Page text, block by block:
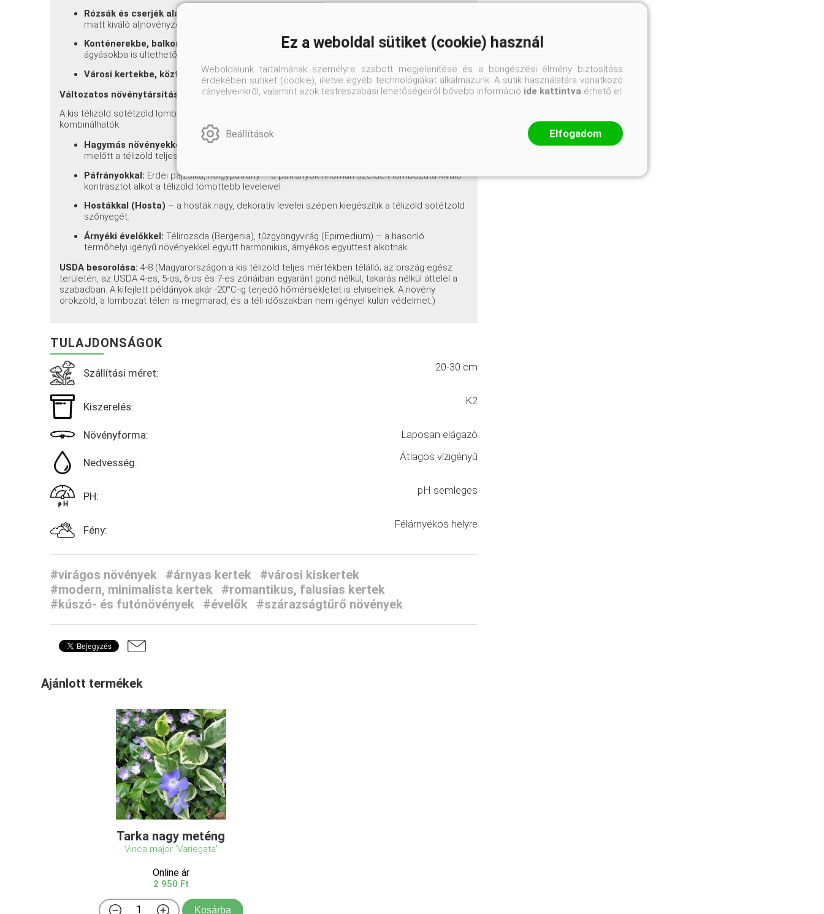
Rózsák és cserjék aláültetésére
miatt kiváló aljnövényzet.
Konténerekbe, balkonládákba
– a lecsüngő hajtások miatt függőkosarakba és magasított
ágyásokba is ültethető.
Városi kertekbe, közterületekre– jól tűri a városi környezetet.
Változatos növénytársítások (társítási javaslatok)
A kis télizöld sötétzöld lombozata és ibolyáskék virágai számos más árnyéki növénnyel
kombinálhatók:
Hagymás növényekkel:
Krókusz, hóvirág, tulipán – a hagymások kora tavasszal nyílnak,
mielőtt a télizöld teljesen kiterjedne.
Páfrányokkal: Erdei pajzsika, hölgypáfrány – a páfrányok finoman szeldelt lombozata kiváló
kontrasztot alkot a télizöld tömöttebb leveleivel.
Hostákkal (Hosta) – a hosták nagy, dekoratív levelei szépen kiegészítik a télizöld sötétzöld
szőnyegét.
Árnyéki évelőkkel: Télirozsda (Bergenia), tűzgyöngyvirág (Epimedium) – a hasonló
termőhelyi igényű növényekkel együtt harmonikus, árnyékos együttest alkotnak.
USDA besorolása: 4-8 (Magyarországon a kis télizöld teljes mértékben télálló; az ország egész
területén, az USDA 4-es, 5-ös, 6-os és 7-es zónáiban egyaránt gond nélkül, takarás nélkül áttelel a
szabadban. A kifejlett példányok akár -20°C-ig terjedő hőmérsékletet is elviselnek. A növény
örökzöld, a lombozat télen is megmarad, és a téli időszakban nem igényel külön védelmet.)
TULAJDONSÁGOK
Szállítási méret: 20-30 cm
Kiszerelés: K2
Növényforma: Laposan elágazó
Nedvesség: Átlagos vízigényű
PH: pH semleges
Fény: Félárnyékos helyre
#virágos növények #árnyas kertek
#városi kiskertek
#modern, minimalista kertek
#romantikus, falusias kertek
#kúszó- és futónövények
#évelők #szárazságtűrő növények
Ajánlott termékek
Tarka nagy meténg
Vinca major 'Variegata'
Online ár
2 950 Ft
Kosárba
Ez a weboldal sütiket (cookie) használ
Weboldalunk tartalmának személyre szabott megjelenítése és a böngészési élmény biztosítása
érdekében sütiket (cookie), illetve egyéb technológiákat alkalmazunk. A sütik használatára vonatkozó
irányelveinkről, valamint azok testreszabási lehetőségeiről bővebb információ ide kattintva érhető el.
Beállítások Elfogadom